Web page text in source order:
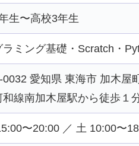
生〜高校3年生
ラミング基礎・Scratch・
0032 愛知県 東海市 加木屋
和線南加木屋駅から徒歩１
〜20:00 ／ 土 10:00〜